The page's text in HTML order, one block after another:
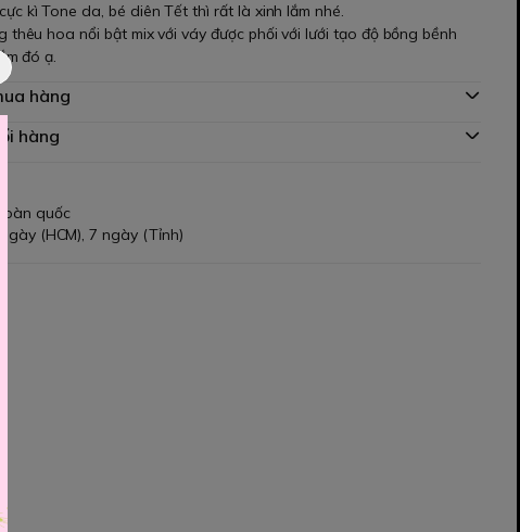
kì Tone da, bé diên Tết thì rất là xinh lắm nhé.
thêu hoa nổi bật mix với váy được phối với lưới tạo độ bồng bềnh
đó ạ.
hàng
hàng
quốc
(HCM), 7 ngày (Tỉnh)